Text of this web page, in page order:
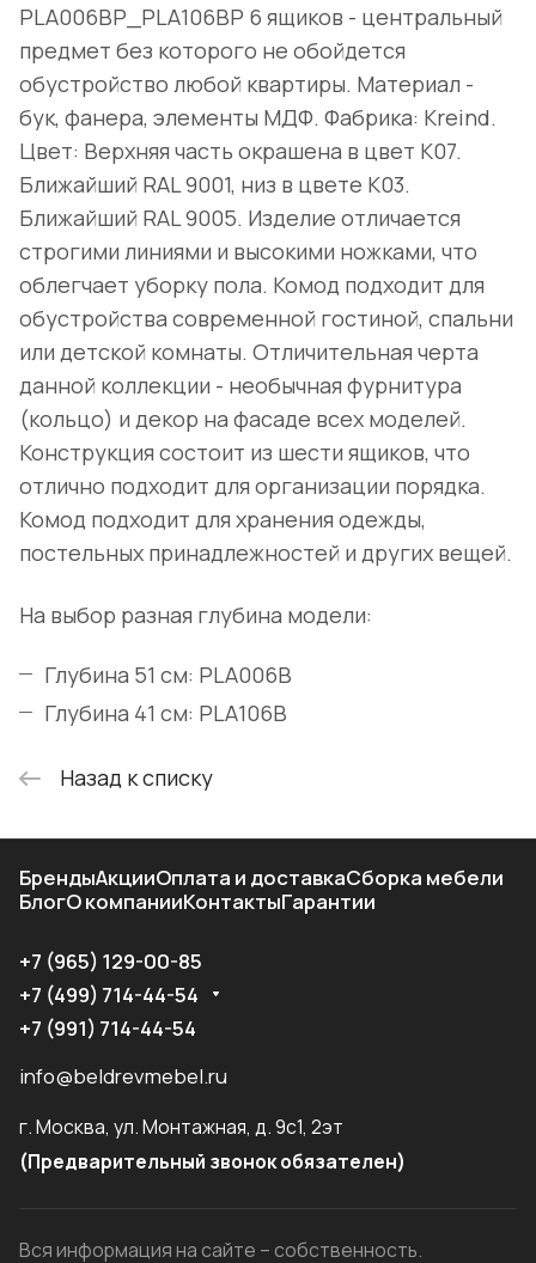
PLA006BP_PLA106BP 6 ящиков - центральный
предмет без которого не обойдется
обустройство любой квартиры. Материал -
бук, фанера, элементы МДФ. Фабрика: Kreind.
Цвет: Верхняя часть окрашена в цвет K07.
Ближайший RAL 9001, низ в цвете K03.
Ближайший RAL 9005. Изделие отличается
строгими линиями и высокими ножками, что
облегчает уборку пола. Комод подходит для
обустройства современной гостиной, спальни
или детской комнаты. Отличительная черта
данной коллекции - необычная фурнитура
(кольцо) и декор на фасаде всех моделей.
Конструкция состоит из шести ящиков, что
отлично подходит для организации порядка.
Комод подходит для хранения одежды,
постельных принадлежностей и других вещей.
На выбор разная глубина модели:
Глубина 51 см: PLA006B
Глубина 41 см: PLA106B
Назад к списку
БрендыАкцииОплата и доставкаСборка мебели
БлогО компанииКонтактыГарантии
+7 (965) 129-00-85
+7 (499) 714-44-54
+7 (991) 714-44-54
info@beldrevmebel.ru
г. Москва, ул. Монтажная, д. 9с1, 2эт
(Предварительный звонок обязателен)
Вся информация на сайте – собственность.